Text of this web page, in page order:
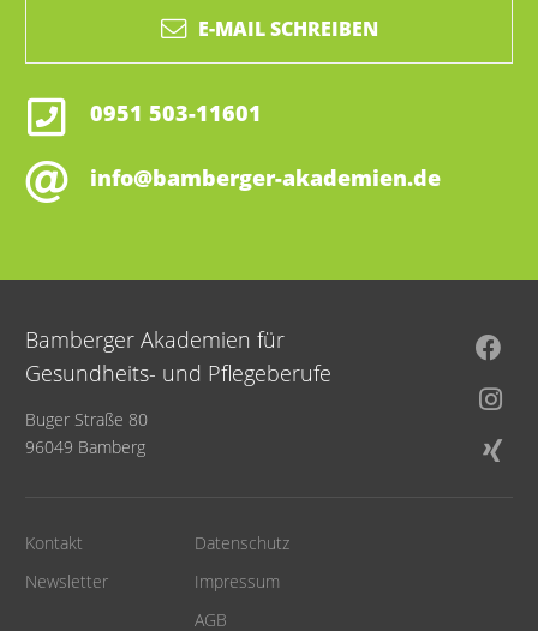
E-MAIL SCHREIBEN
0951 503-11601
info@bamberger-akademien.de
Bamberger Akademien für
Gesundheits- und Pflegeberufe
Buger Straße 80
96049 Bamberg
Kontakt
Newsletter
Datenschutz
Impressum
AGB